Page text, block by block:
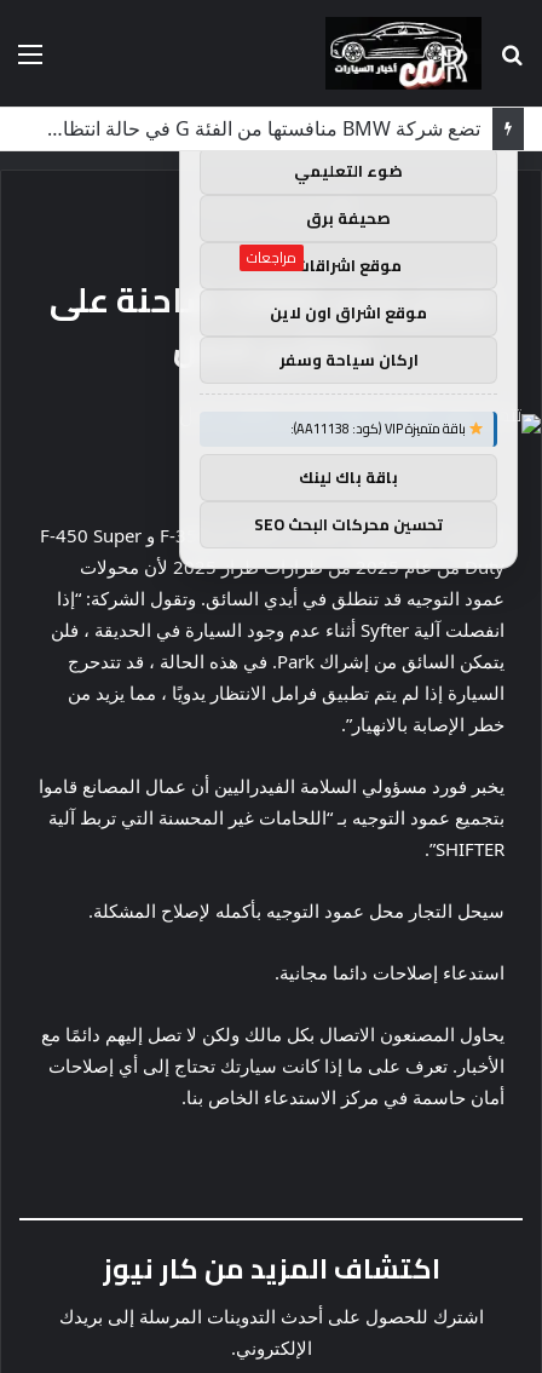
بحث
عن
تضع شركة BMW منافستها من الفئة G في حالة انتظار مع وصول الرياح المعاكسة في الصين إلى موطنها
الرئيسية مراجعات
مراجعات
تتذكر فورد 12000 شاحنة على
مفاتيح فصل
استذكرت شركة فورد 11،745 F-250 و F-350 و F-450 Super
Duty من عام 2025 من طرازات طراز 2025 لأن محولات
عمود التوجيه قد تنطلق في أيدي السائق. وتقول الشركة: “إذا
انفصلت آلية Syfter أثناء عدم وجود السيارة في الحديقة ، فلن
يتمكن السائق من إشراك Park. في هذه الحالة ، قد تتدحرج
السيارة إذا لم يتم تطبيق فرامل الانتظار يدويًا ، مما يزيد من
خطر الإصابة بالانهيار”.
يخبر فورد مسؤولي السلامة الفيدراليين أن عمال المصانع قاموا
بتجميع عمود التوجيه بـ “اللحامات غير المحسنة التي تربط آلية
SHIFTER”.
سيحل التجار محل عمود التوجيه بأكمله لإصلاح المشكلة.
استدعاء إصلاحات دائما مجانية.
يحاول المصنعون الاتصال بكل مالك ولكن لا تصل إليهم دائمًا مع
الأخبار. تعرف على ما إذا كانت سيارتك تحتاج إلى أي إصلاحات
أمان حاسمة في مركز الاستدعاء الخاص بنا.
اكتشاف المزيد من كار نيوز
اشترك للحصول على أحدث التدوينات المرسلة إلى بريدك
الإلكتروني.
توصيات :
باقة متميزة VIP (كود: AA35872):
ضوء التعليمي
صحيفة برق
موقع اشراقات
موقع اشراق اون لاين
اركان سياحة وسفر
باقة متميزة VIP (كود: AA11138):
باقة باك لينك
تحسين محركات البحث SEO